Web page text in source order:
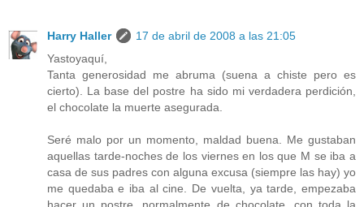
Harry Haller
17 de abril de 2008 a las 21:05
Yastoyaquí,
Tanta generosidad me abruma (suena a chiste pero es
cierto). La base del postre ha sido mi verdadera perdición,
el chocolate la muerte asegurada.
Seré malo por un momento, maldad buena. Me gustaban
aquellas tarde-noches de los viernes en los que M se iba a
casa de sus padres con alguna excusa (siempre las hay) yo
me quedaba e iba al cine. De vuelta, ya tarde, empezaba